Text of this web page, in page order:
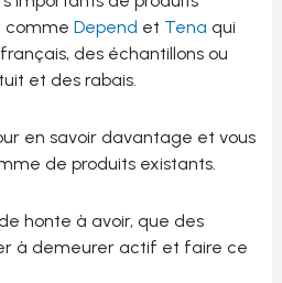
comme Depend et Tena qui
des échantillons ou
et des rabais.
en savoir davantage et vous
de produits existants.
honte à avoir, que des
à demeurer actif et faire ce